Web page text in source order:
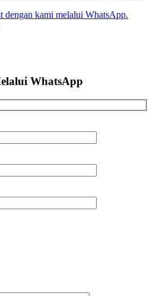
dengan kami melalui WhatsApp.
WhatsApp